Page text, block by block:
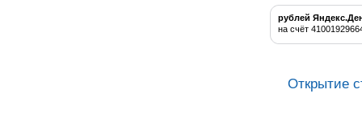
рублей
на счёт
Открытие